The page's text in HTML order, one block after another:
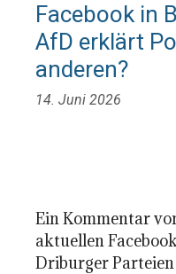
Facebook in
AfD erklärt
anderen?
14. Juni 2026
Ein Kommentar
aktuellen
Driburger